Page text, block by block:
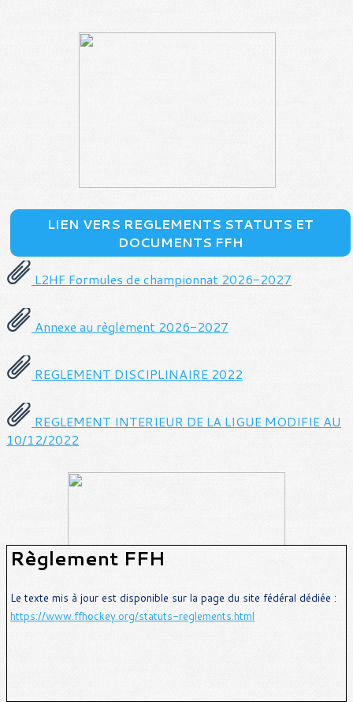
LIEN VERS REGLEMENTS STATUTS ET
DOCUMENTS FFH
L2HF Formules de championnat 2026-2027
Annexe au règlement 2026-2027
REGLEMENT DISCIPLINAIRE 2022
REGLEMENT INTERIEUR DE LA LIGUE MODIFIE AU
10/12/2022
Règlement FFH
Le texte mis à jour est disponible sur la page du site fédéral dédiée :
https://www.ffhockey.org/statuts-reglements.html